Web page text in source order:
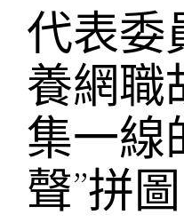
代表委
養網職
集一線
聲”拼圖